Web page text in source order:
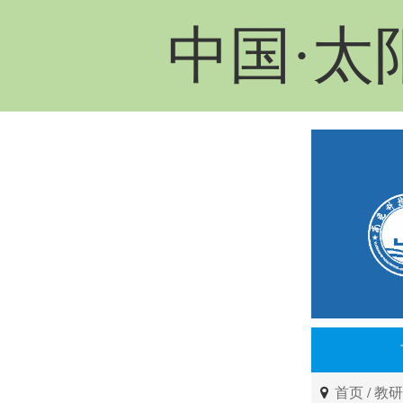
中国·
首页 /教